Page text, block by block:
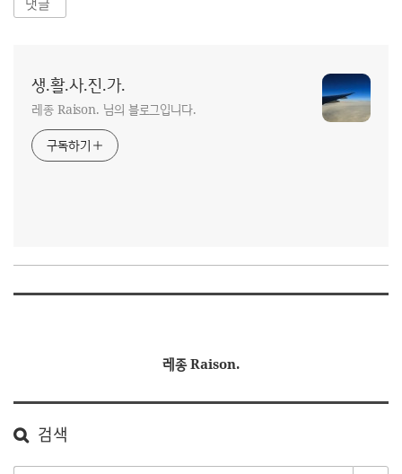
생.활.사.진.가.
레종 Raison. 님의 블로그입니다.
구독하기
레종 Raison.
검색